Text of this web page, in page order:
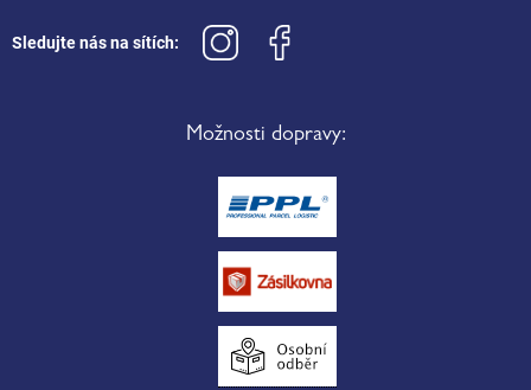
Sledujte nás na sítích:
Možnosti dopravy: